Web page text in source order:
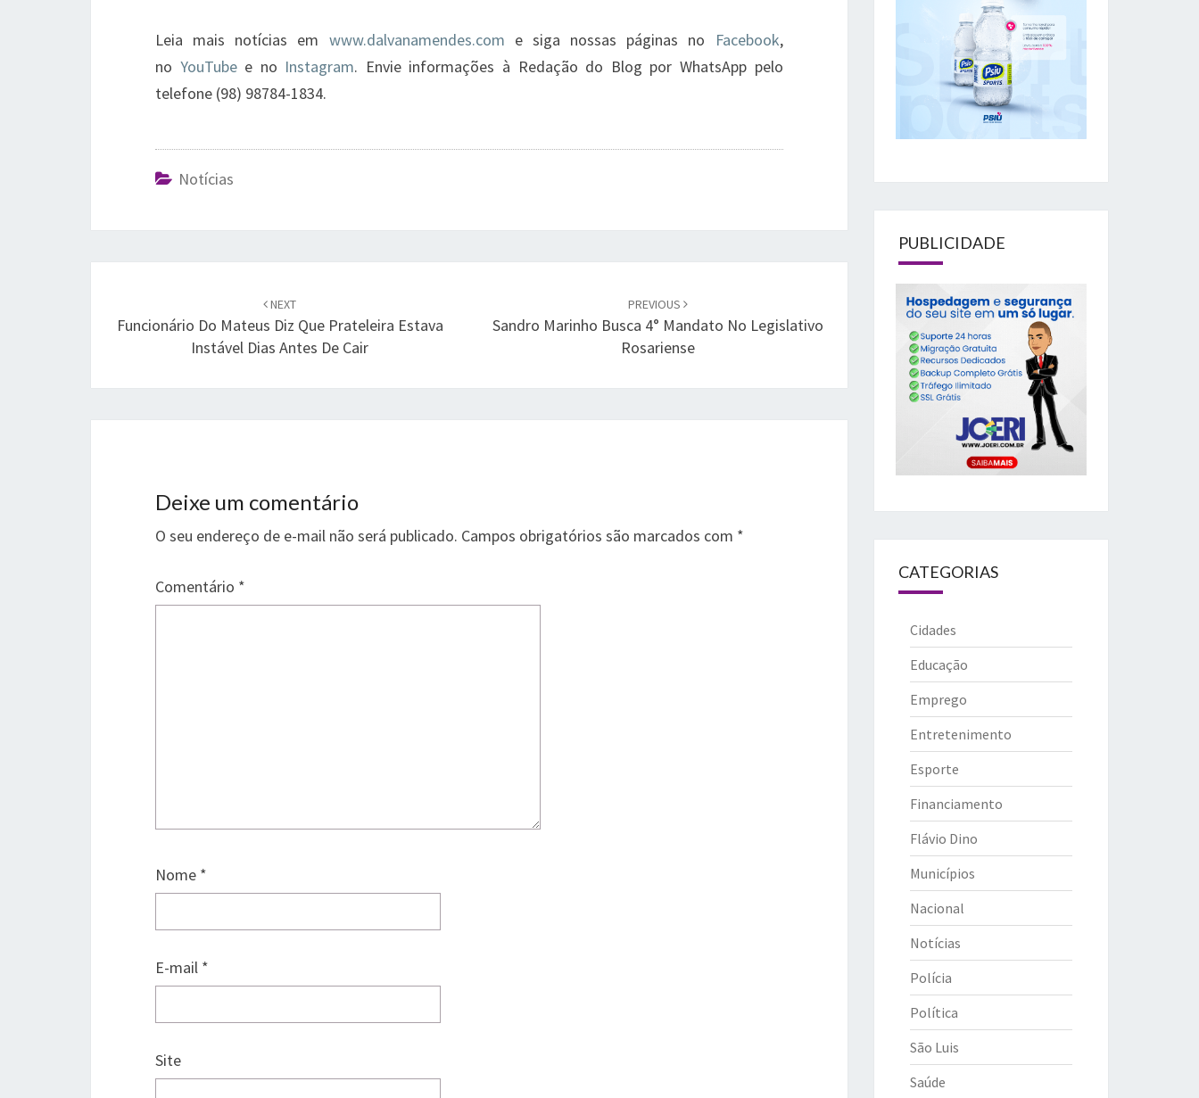
Leia mais notícias em www.dalvanamendes.com e siga nossas páginas no Facebook,
no YouTubee no Instagram. Envie informações à Redação do Blog por WhatsApp pelo
telefone (98) 98784-1834.
Notícias
NEXT
Funcionário Do Mateus Diz Que Prateleira Estava
Instável Dias Antes De Cair
PREVIOUS
Sandro Marinho Busca 4° Mandato No Legislativo
Rosariense
Deixe um comentário
O seu endereço de e-mail não será publicado. Campos obrigatórios são marcados com *
Comentário *
Nome *
E-mail *
Site
PUBLICIDADE
CATEGORIAS
Cidades
Educação
Emprego
Entretenimento
Esporte
Financiamento
Flávio Dino
Municípios
Nacional
Notícias
Polícia
Política
São Luis
Saúde